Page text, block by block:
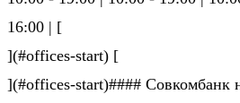
16:00 | [
](#offices-start) [
](#offices-start)#### Совкомбанк